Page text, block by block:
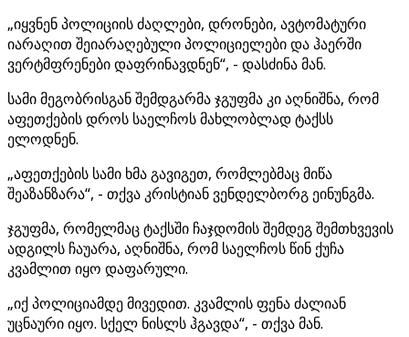
„იყვნენ პოლიციის ძაღლები, დრონები, ავტომატური
იარაღით შეიარაღებული პოლიციელები და ჰაერში
ვერტმფრენები დაფრინავდნენ“, - დასძინა მან.
სამი მეგობრისგან შემდგარმა ჯგუფმა კი აღნიშნა, რომ
აფეთქების დროს საელჩოს მახლობლად ტაქსს
ელოდნენ.
„აფეთქების სამი ხმა გავიგეთ, რომლებმაც მიწა
შეაზანზარა“, - თქვა კრისტიან ვენდელბორგ ეინუნგმა.
ჯგუფმა, რომელმაც ტაქსში ჩაჯდომის შემდეგ შემთხვევის
ადგილს ჩაუარა, აღნიშნა, რომ საელჩოს წინ ქუჩა
კვამლით იყო დაფარული.
„იქ პოლიციამდე მივედით. კვამლის ფენა ძალიან
უცნაური იყო. სქელ ნისლს ჰგავდა“, - თქვა მან.